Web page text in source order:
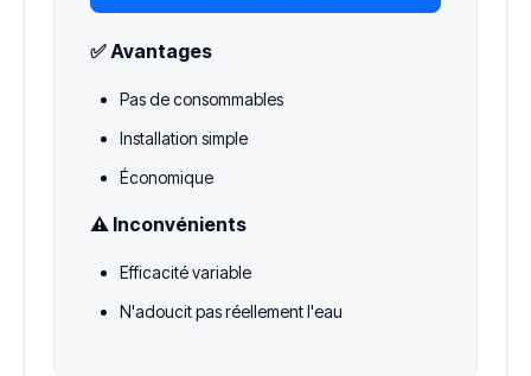
✅ Avantages
Pas de consommables
Installation simple
Économique
⚠️ Inconvénients
Efficacité variable
N'adoucit pas réellement l'eau